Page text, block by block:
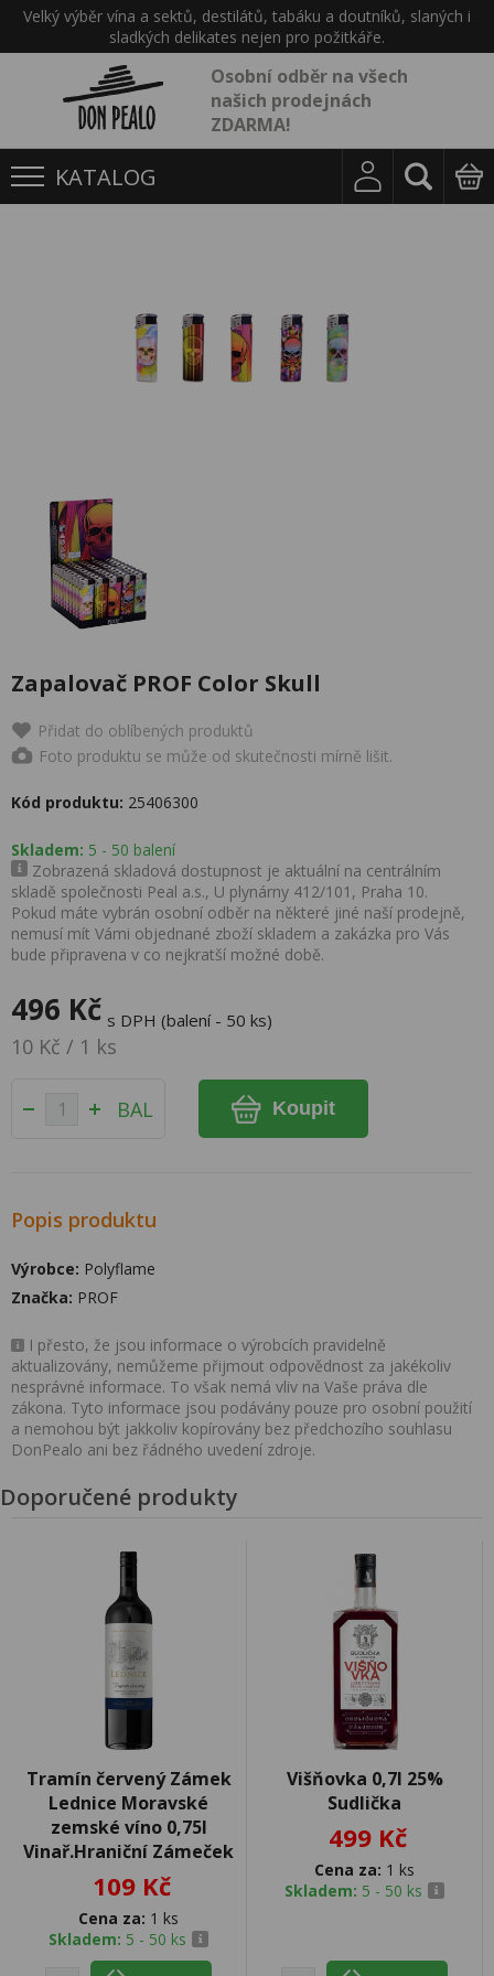
Velký výběr vína a sektů, destilátů, tabáku a doutníků, slaných i
sladkých delikates nejen pro požitkáře.
Osobní odběr na všech
našich prodejnách
ZDARMA!
KATALOG
Zapalovač PROF Color Skull
Přidat do oblíbených produktů
Foto produktu se může od skutečnosti mírně lišit.
Kód produktu: 25406300
Skladem: 5 - 50 balení
Zobrazená skladová dostupnost je aktuální na centrálním
skladě společnosti Peal a.s., U plynárny 412/101, Praha 10.
Pokud máte vybrán osobní odběr na některé jiné naší prodejně,
nemusí mít Vámi objednané zboží skladem a zakázka pro Vás
bude připravena v co nejkratší možné době.
496 Kč s DPH (balení - 50 ks)
10 Kč / 1 ks
BAL Koupit
Popis produktu
Výrobce: Polyflame
Značka: PROF
I přesto, že jsou informace o výrobcích pravidelně
aktualizovány, nemůžeme přijmout odpovědnost za jakékoliv
nesprávné informace. To však nemá vliv na Vaše práva dle
zákona. Tyto informace jsou podávány pouze pro osobní použití
a nemohou být jakkoliv kopírovány bez předchozího souhlasu
DonPealo ani bez řádného uvedení zdroje.
Doporučené produkty
Tramín červený Zámek
Lednice Moravské
zemské víno 0,75l
Vinař.Hraniční Zámeček
109 Kč
Cena za: 1 ks
Skladem: 5 - 50 ks
Višňovka 0,7l 25%
Sudlička
499 Kč
Cena za: 1 ks
Skladem: 5 - 50 ks